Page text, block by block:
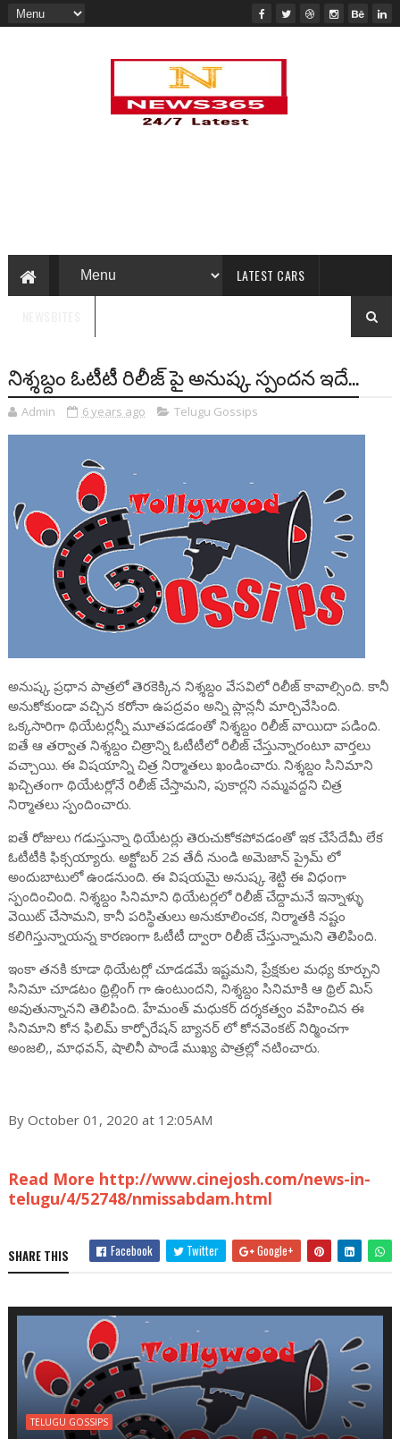
LATEST CARS
నిశ్శబ్దం ఓటీటీ రిలీజ్ పై అనుష్క స్పందన ఇదే...
Admin 6 years ago Telugu Gossips
అనుష్క ప్రధాన పాత్రలో తెరకెక్కిన నిశ్శబ్దం వేసవిలో రిలీజ్ కావాల్సింది. కానీ
అనుకోకుండా వచ్చిన కరోనా ఉపద్రవం అన్ని ప్లాన్లనీ మార్చివేసింది.
ఒక్కసారిగా థియేటర్లన్నీ మూతపడడంతో నిశ్శబ్దం రిలీజ్ వాయిదా పడింది.
ఐతే ఆ తర్వాత నిశ్శబ్దం చిత్రాన్ని ఓటీటీలో రిలీజ్ చేస్తున్నారంటూ వార్తలు
వచ్చాయి. ఈ విషయాన్ని చిత్ర నిర్మాతలు ఖండించారు. నిశ్శబ్దం సినిమాని
ఖచ్చితంగా థియేటర్లోనే రిలీజ్ చేస్తామని, పుకార్లని నమ్మవద్దని చిత్ర
నిర్మాతలు స్పందించారు.
ఐతే రోజులు గడుస్తున్నా థియేటర్లు తెరుచుకోకపోవడంతో ఇక చేసేదేమీ లేక
ఓటీటీకి ఫిక్సయ్యారు. అక్టోబర్ 2వ తేదీ నుండి అమెజాన్ ప్రైమ్ లో
అందుబాటులో ఉండనుంది. ఈ విషయమై అనుష్క శెట్టి ఈ విధంగా
స్పందించింది. నిశ్శబ్దం సినిమాని థియేటర్లలో రిలీజ్ చేద్దామనే ఇన్నాళ్ళు
వెయిట్ చేసామని, కానీ పరిస్థితులు అనుకూలించక, నిర్మాతకి నష్టం
కలిగిస్తున్నాయన్న కారణంగా ఓటీటీ ద్వారా రిలీజ్ చేస్తున్నామని తెలిపింది.
ఇంకా తనకి కూడా థియేటర్లో చూడడమే ఇష్టమని, ప్రేక్షకుల మధ్య కూర్చుని
సినిమా చూడటం థ్రిల్లింగ్ గా ఉంటుందని, నిశ్శబ్దం సినిమాకి ఆ థ్రిల్ మిస్
అవుతున్నానని తెలిపింది. హేమంత్ మధుకర్ దర్శకత్వం వహించిన ఈ
సినిమాని కోన ఫిలిమ్ కార్పోరేషన్ బ్యానర్ లో కోనవెంకట్ నిర్మించగా
అంజలి,, మాధవన్, షాలినీ పాండే ముఖ్య పాత్రల్లో నటించారు.
By October 01, 2020 at 12:05AM
Read More http://www.cinejosh.com/news-in-
telugu/4/52748/nmissabdam.html
SHARE THIS Facebook Twitter Google+
TELUGU GOSSIPS